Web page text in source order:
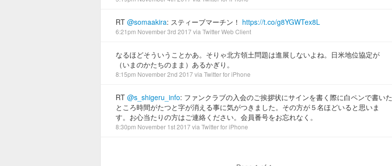
RT @somaakira: スティーブマーチン！ https://t.co/g8YGWTex8L
6:21pm November 3rd 2017via Twitter Web Client
なるほどそういうことかあ。そりゃ北方領土問題は進展しないよね。日米地位協定が
（いまのかたちのまま）あるかぎり。
8:15pm November 2nd 2017via Twitter for iPhone
RT @s_shigeru_info: ファンクラブの入会のご挨拶状にサインを書く際に白ペンで書いた
ところ時間がたつと字が消える事に気がつきました。その方が５名ほどいると思いま
す。お心当たりの方はご連絡ください。会員番号をお忘れなく。
8:30pm November 1st 2017via Twitter for iPhone